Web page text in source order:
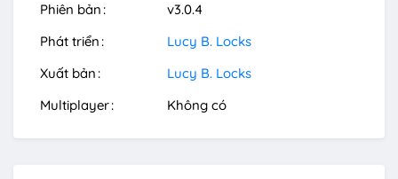
Phiên bản
v3.0.4
Phát triển
Lucy B. Locks
Xuất bản
Lucy B. Locks
Multiplayer
Không có